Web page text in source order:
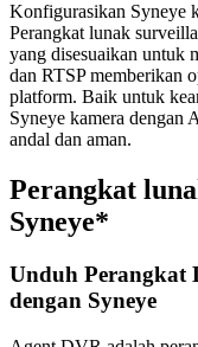
Konfigurasikan Syneye
Perangkat lunak
yang disesuaikan untuk
dan RTSP memberikan
platform. Baik untuk
Syneye kamera dengan
andal dan aman.
Perangkat
Syneye*
Unduh Perangkat
dengan Syneye